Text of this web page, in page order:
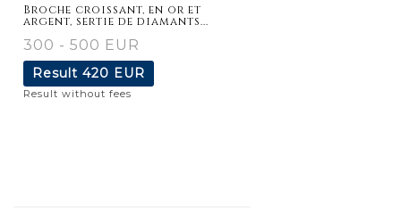
Broche croissant, en or et
argent, sertie de diamants...
300 - 500 EUR
Result 420 EUR
Result without fees